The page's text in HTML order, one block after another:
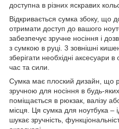
доступна в різних яскравих
Відкривається сумка збоку, що
отримати доступ до вашого
забезпечує зручне носіння і
з сумкою в руці. 3 зовнішні
зберігати необхідні аксесуари
час та сили.
Сумка має плоский дизайн, що
зручною для носіння в будь-
поміщається в рюкзак, валізу
місця. Ця сумка для ноутбука –
шукає зручність,